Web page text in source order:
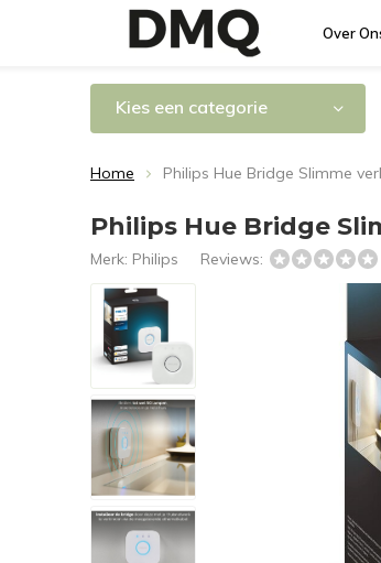
Over
Kies een categorie
Home Philips Hue Bridge Slimme
Philips Hue Bridge
Merk: Philips Reviews: